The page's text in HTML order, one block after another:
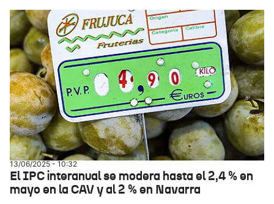
13/06/2025 - 10:32
El IPC interanual se modera hasta el 2,4 % en
mayo en la CAV y al 2 % en Navarra